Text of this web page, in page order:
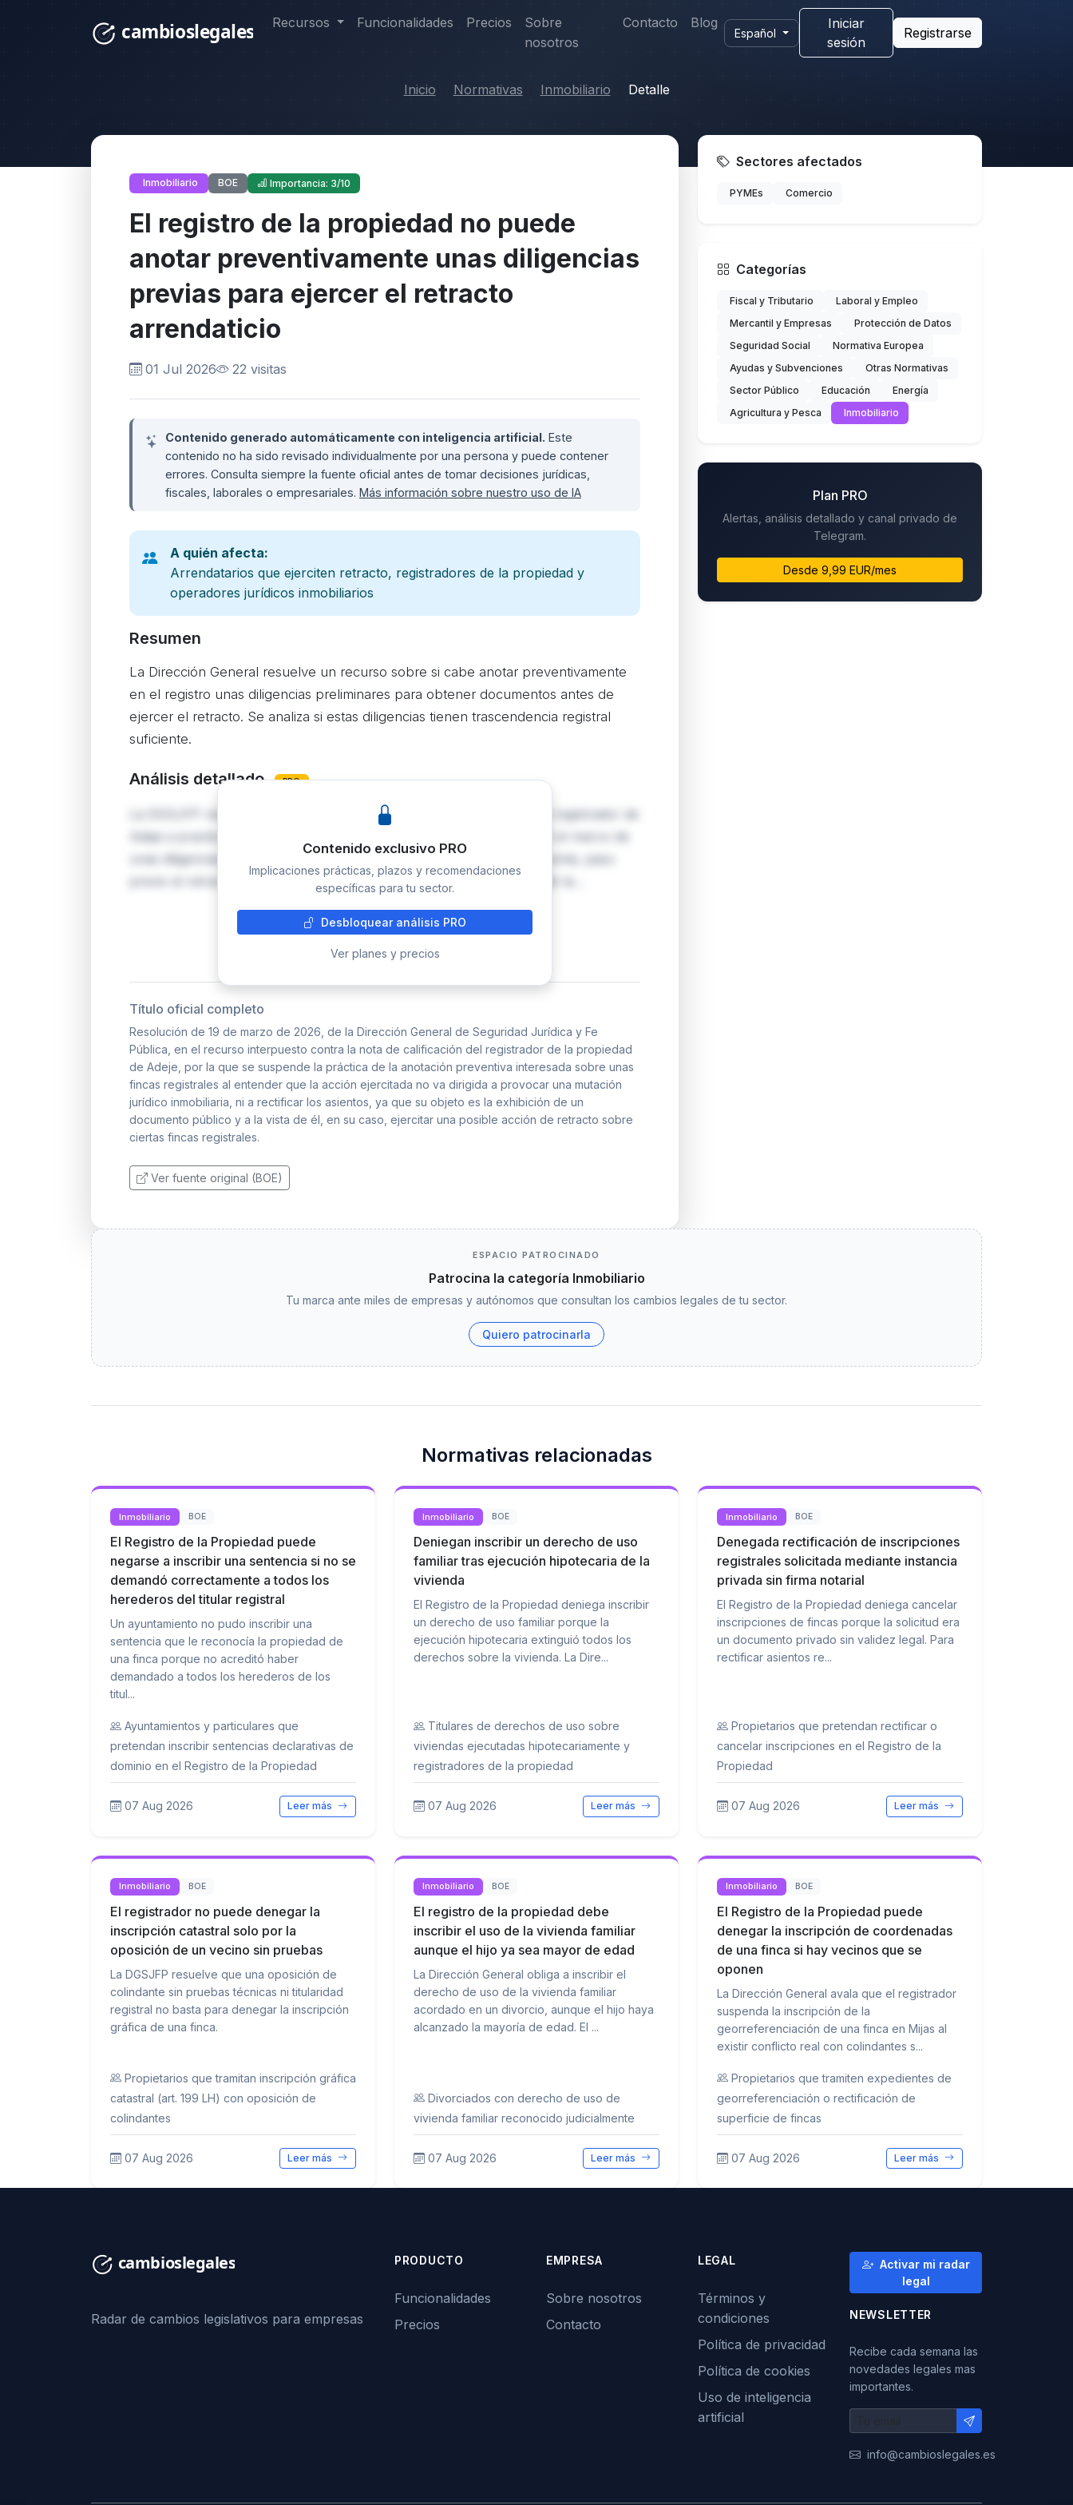
Recursos Funcionalidades Precios
Sobre
nosotros
Contacto Blog
Español
Iniciar
sesión
Registrarse
Inicio Normativas Inmobiliario Detalle
Inmobiliario BOE Importancia: 3/10
El registro de la propiedad no puede
anotar preventivamente unas diligencias
previas para ejercer el retracto
arrendaticio
01 Jul 2026 22 visitas
Contenido generado automáticamente con inteligencia artificial. Este
contenido no ha sido revisado individualmente por una persona y puede contener
errores. Consulta siempre la fuente oficial antes de tomar decisiones jurídicas,
fiscales, laborales o empresariales. Más información sobre nuestro uso de IA
A quién afecta:
Arrendatarios que ejerciten retracto, registradores de la propiedad y
operadores jurídicos inmobiliarios
Resumen
La Dirección General resuelve un recurso sobre si cabe anotar preventivamente
en el registro unas diligencias preliminares para obtener documentos antes de
ejercer el retracto. Se analiza si estas diligencias tienen trascendencia registral
suficiente.
Análisis detallado PRO
La DGSJFP resuelve el recurso de Avia Car SL contra la negativa del registrador de
Adeje a practicar una anotación preventiva ordenada judicialmente en el marco de
unas diligencias preliminares para exhibición de escritura de compraventa, paso
previo al retracto arrendaticio del art. 25 LAU. El registrador suspendió la…
Contenido exclusivo PRO
Implicaciones prácticas, plazos y recomendaciones
específicas para tu sector.
Desbloquear análisis PRO
Ver planes y precios
Título oficial completo
Resolución de 19 de marzo de 2026, de la Dirección General de Seguridad Jurídica y Fe
Pública, en el recurso interpuesto contra la nota de calificación del registrador de la propiedad
de Adeje, por la que se suspende la práctica de la anotación preventiva interesada sobre unas
fincas registrales al entender que la acción ejercitada no va dirigida a provocar una mutación
jurídico inmobiliaria, ni a rectificar los asientos, ya que su objeto es la exhibición de un
documento público y a la vista de él, en su caso, ejercitar una posible acción de retracto sobre
ciertas fincas registrales.
Ver fuente original (BOE)
Sectores afectados
PYMEs Comercio
Categorías
Fiscal y Tributario
Laboral y Empleo
Mercantil y Empresas
Protección de Datos
Seguridad Social
Normativa Europea
Ayudas y Subvenciones
Otras Normativas
Sector Público
Educación
Energía
Agricultura y Pesca
Inmobiliario
Plan PRO
Alertas, análisis detallado y canal privado de
Telegram.
Desde 9,99 EUR/mes
ESPACIO PATROCINADO
Patrocina la categoría Inmobiliario
Tu marca ante miles de empresas y autónomos que consultan los cambios legales de tu sector.
Quiero patrocinarla
Normativas relacionadas
Inmobiliario BOE
El Registro de la Propiedad puede
negarse a inscribir una sentencia si no se
demandó correctamente a todos los
herederos del titular registral
Un ayuntamiento no pudo inscribir una
sentencia que le reconocía la propiedad de
una finca porque no acreditó haber
demandado a todos los herederos de los
titul...
Ayuntamientos y particulares que
pretendan inscribir sentencias declarativas de
dominio en el Registro de la Propiedad
07 Aug 2026 Leer más
Inmobiliario BOE
Deniegan inscribir un derecho de uso
familiar tras ejecución hipotecaria de la
vivienda
El Registro de la Propiedad deniega inscribir
un derecho de uso familiar porque la
ejecución hipotecaria extinguió todos los
derechos sobre la vivienda. La Dire...
Titulares de derechos de uso sobre
viviendas ejecutadas hipotecariamente y
registradores de la propiedad
07 Aug 2026 Leer más
Inmobiliario BOE
Denegada rectificación de inscripciones
registrales solicitada mediante instancia
privada sin firma notarial
El Registro de la Propiedad deniega cancelar
inscripciones de fincas porque la solicitud era
un documento privado sin validez legal. Para
rectificar asientos re...
Propietarios que pretendan rectificar o
cancelar inscripciones en el Registro de la
Propiedad
07 Aug 2026 Leer más
Inmobiliario BOE
El registrador no puede denegar la
inscripción catastral solo por la
oposición de un vecino sin pruebas
La DGSJFP resuelve que una oposición de
colindante sin pruebas técnicas ni titularidad
registral no basta para denegar la inscripción
gráfica de una finca.
Propietarios que tramitan inscripción gráfica
catastral (art. 199 LH) con oposición de
colindantes
07 Aug 2026 Leer más
Inmobiliario BOE
El registro de la propiedad debe
inscribir el uso de la vivienda familiar
aunque el hijo ya sea mayor de edad
La Dirección General obliga a inscribir el
derecho de uso de la vivienda familiar
acordado en un divorcio, aunque el hijo haya
alcanzado la mayoría de edad. El ...
Divorciados con derecho de uso de
vivienda familiar reconocido judicialmente
07 Aug 2026 Leer más
Inmobiliario BOE
El Registro de la Propiedad puede
denegar la inscripción de coordenadas
de una finca si hay vecinos que se
oponen
La Dirección General avala que el registrador
suspenda la inscripción de la
georreferenciación de una finca en Mijas al
existir conflicto real con colindantes s...
Propietarios que tramiten expedientes de
georreferenciación o rectificación de
superficie de fincas
07 Aug 2026 Leer más
Radar de cambios legislativos para empresas
PRODUCTO
Funcionalidades
Precios
EMPRESA
Sobre nosotros
Contacto
LEGAL
Términos y
condiciones
Política de privacidad
Política de cookies
Uso de inteligencia
artificial
Activar mi radar
legal
NEWSLETTER
Recibe cada semana las
novedades legales mas
importantes.
info@cambioslegales.es